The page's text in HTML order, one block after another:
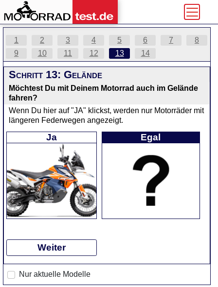
1 2 3 4 5 6 7
8
9
10 11 12 13 14
Schritt 13: Gelände
Möchtest Du mit Deinem Motorrad auch im Gelände
fahren?
Wenn Du hier auf "JA" klickst, werden nur Motorräder mit
längeren Federwegen angezeigt.
Ja Egal
Weiter
Nur aktuelle Modelle